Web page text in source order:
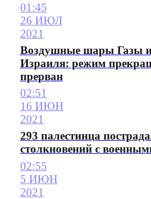
01:45
26 ИЮЛ
2021
Воздушные шары Газы
Израиля: режим
прерван
02:51
16 ИЮН
2021
293 палестинца
столкновений с
02:55
5 ИЮН
2021